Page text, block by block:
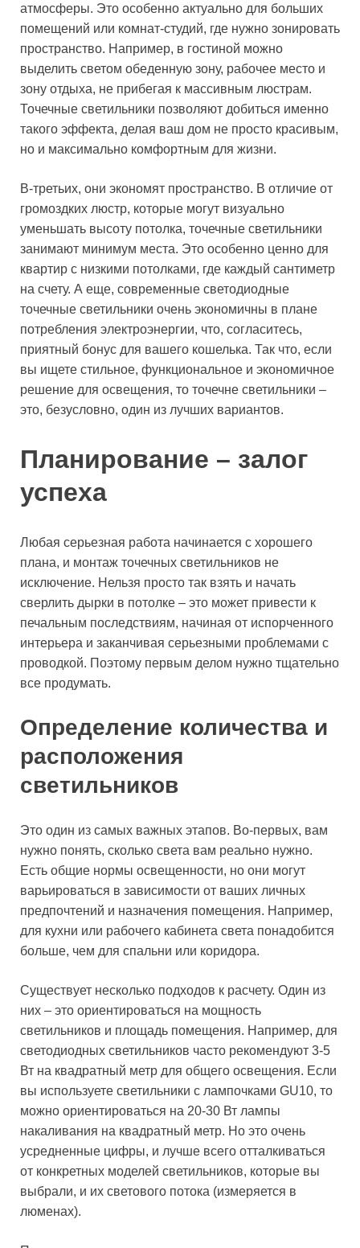
атмосферы. Это особенно актуально для больших
помещений или комнат-студий, где нужно зонировать
пространство. Например, в гостиной можно
выделить светом обеденную зону, рабочее место и
зону отдыха, не прибегая к массивным люстрам.
Точечные светильники позволяют добиться именно
такого эффекта, делая ваш дом не просто красивым,
но и максимально комфортным для жизни.
В-третьих, они экономят пространство. В отличие от
громоздких люстр, которые могут визуально
уменьшать высоту потолка, точечные светильники
занимают минимум места. Это особенно ценно для
квартир с низкими потолками, где каждый сантиметр
на счету. А еще, современные светодиодные
точечные светильники очень экономичны в плане
потребления электроэнергии, что, согласитесь,
приятный бонус для вашего кошелька. Так что, если
вы ищете стильное, функциональное и экономичное
решение для освещения, то точечне светильники –
это, безусловно, один из лучших вариантов.
Планирование – залог
успеха
Любая серьезная работа начинается с хорошего
плана, и монтаж точечных светильников не
исключение. Нельзя просто так взять и начать
сверлить дырки в потолке – это может привести к
печальным последствиям, начиная от испорченного
интерьера и заканчивая серьезными проблемами с
проводкой. Поэтому первым делом нужно тщательно
все продумать.
Определение количества и
расположения
светильников
Это один из самых важных этапов. Во-первых, вам
нужно понять, сколько света вам реально нужно.
Есть общие нормы освещенности, но они могут
варьироваться в зависимости от ваших личных
предпочтений и назначения помещения. Например,
для кухни или рабочего кабинета света понадобится
больше, чем для спальни или коридора.
Существует несколько подходов к расчету. Один из
них – это ориентироваться на мощность
светильников и площадь помещения. Например, для
светодиодных светильников часто рекомендуют 3-5
Вт на квадратный метр для общего освещения. Если
вы используете светильники с лампочками GU10, то
можно ориентироваться на 20-30 Вт лампы
накаливания на квадратный метр. Но это очень
усредненные цифры, и лучше всего отталкиваться
от конкретных моделей светильников, которые вы
выбрали, и их светового потока (измеряется в
люменах).